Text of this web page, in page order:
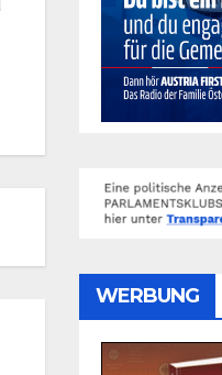
WERBUNG